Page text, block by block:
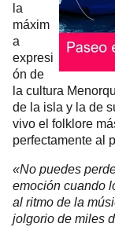
la
máxim
a
expresi
ón de
la cultura
de la isla y la de
vivo el folklore
perfectamente al
«No puedes
emoción cuando
al ritmo de la
jolgorio de miles